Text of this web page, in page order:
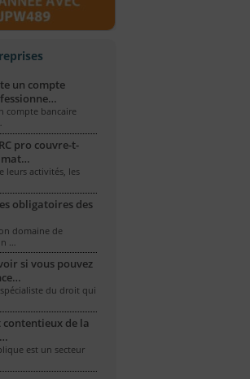
un compte
compte bancaire
pro couvre-t-
mat…
leurs activités, les
obligatoires des
domaine de
…
si vous pouvez
du droit qui
contentieux de la
est un secteur